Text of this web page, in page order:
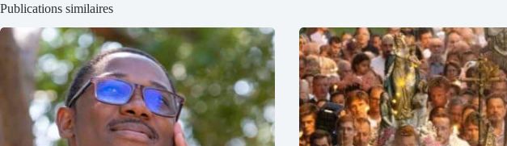
Publications similaires